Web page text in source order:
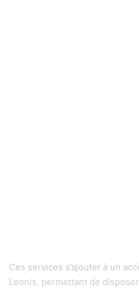
Ces services s’ajouter à un
Leonis, permettant de